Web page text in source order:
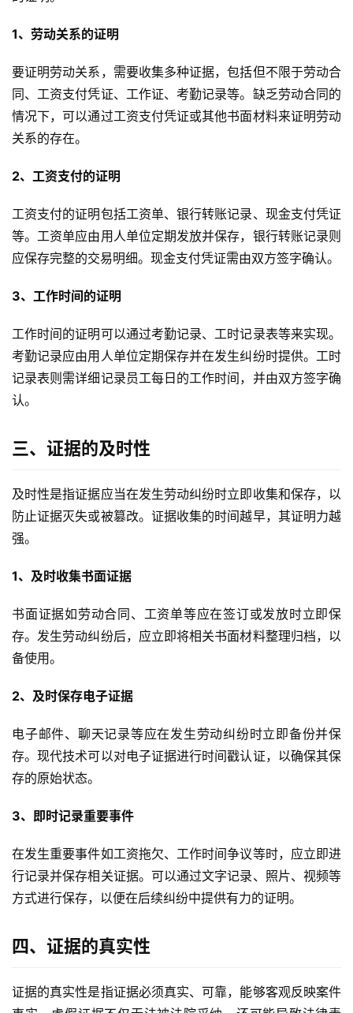
1、劳动关系的证明
要证明劳动关系，需要收集多种证据，包括但不限于劳动合
同、工资支付凭证、工作证、考勤记录等。缺乏劳动合同的
情况下，可以通过工资支付凭证或其他书面材料来证明劳动
关系的存在。
2、工资支付的证明
工资支付的证明包括工资单、银行转账记录、现金支付凭证
等。工资单应由用人单位定期发放并保存，银行转账记录则
应保存完整的交易明细。现金支付凭证需由双方签字确认。
3、工作时间的证明
工作时间的证明可以通过考勤记录、工时记录表等来实现。
考勤记录应由用人单位定期保存并在发生纠纷时提供。工时
记录表则需详细记录员工每日的工作时间，并由双方签字确
认。
三、证据的及时性
及时性是指证据应当在发生劳动纠纷时立即收集和保存，以
防止证据灭失或被篡改。证据收集的时间越早，其证明力越
强。
1、及时收集书面证据
书面证据如劳动合同、工资单等应在签订或发放时立即保
存。发生劳动纠纷后，应立即将相关书面材料整理归档，以
备使用。
2、及时保存电子证据
电子邮件、聊天记录等应在发生劳动纠纷时立即备份并保
存。现代技术可以对电子证据进行时间戳认证，以确保其保
存的原始状态。
3、即时记录重要事件
在发生重要事件如工资拖欠、工作时间争议等时，应立即进
行记录并保存相关证据。可以通过文字记录、照片、视频等
方式进行保存，以便在后续纠纷中提供有力的证明。
四、证据的真实性
证据的真实性是指证据必须真实、可靠，能够客观反映案件